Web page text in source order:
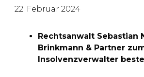
22. Februar 2024
Rechtsanwalt Sebastian
Brinkmann & Partner
Insolvenzverwalter